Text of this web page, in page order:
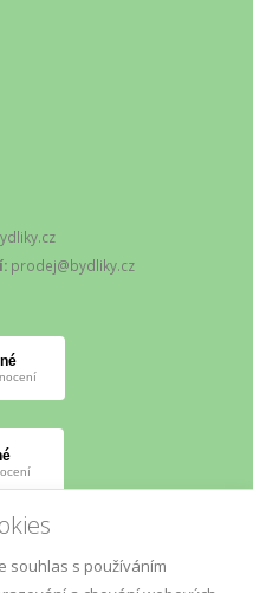
souhlas s používáním
prodej@bydliky.cz